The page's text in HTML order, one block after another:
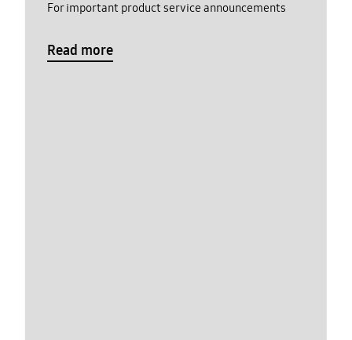
For important product service announcements
Read more